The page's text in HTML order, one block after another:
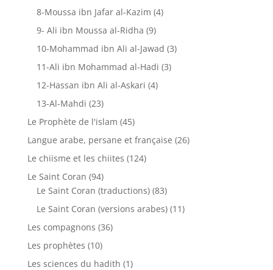
8-Moussa ibn Jafar al-Kazim (4)
9- Ali ibn Moussa al-Ridha (9)
10-Mohammad ibn Ali al-Jawad (3)
11-Ali ibn Mohammad al-Hadi (3)
12-Hassan ibn Ali al-Askari (4)
13-Al-Mahdi (23)
Le Prophète de l'islam (45)
Langue arabe, persane et française (26)
Le chiisme et les chiites (124)
Le Saint Coran (94)
Le Saint Coran (traductions) (83)
Le Saint Coran (versions arabes) (11)
Les compagnons (36)
Les prophètes (10)
Les sciences du hadith (1)